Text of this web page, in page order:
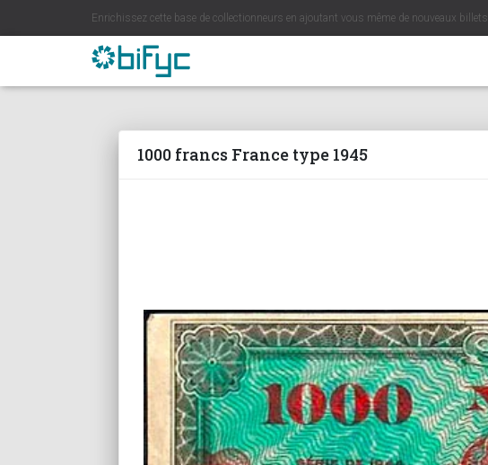
Enrichissez cette base de collectionneurs en ajoutant vous même de nouveaux billets
1000 francs France type 1945